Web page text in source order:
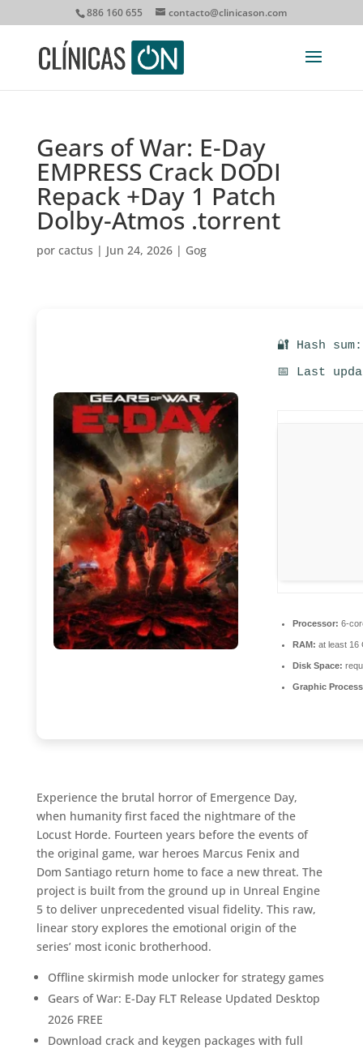
886 160 655 contacto@clinicason.com
Gears of War: E-Day
EMPRESS Crack DODI
Repack +Day 1 Patch
Dolby-Atmos .torrent
por cactus | Jun 24, 2026| Gog
🔐 Hash
📅 Last
Processor: 6-
RAM: at least 16
Disk Space:
Graphic
Experience the brutal horror of Emergence Day,
when humanity first faced the nightmare of the
Locust Horde. Fourteen years before the events of
the original game, war heroes Marcus Fenix and
Dom Santiago return home to face a new threat. The
project is built from the ground up in Unreal Engine
5 to deliver unprecedented visual fidelity. This raw,
linear story explores the emotional origin of the
series’ most iconic brotherhood.
Offline skirmish mode unlocker for strategy games
Gears of War: E-Day FLT Release Updated Desktop
2026 FREE
Download crack and keygen packages with full